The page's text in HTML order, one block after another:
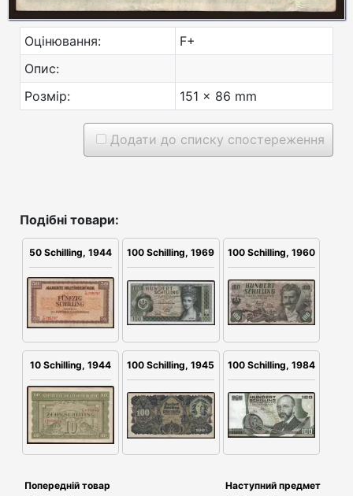
Оцінювання:
F+
Опис:
Розмір:
151 x 86 mm
Додати до списку спостереження
Подібні товари:
50 Schilling, 1944 100 Schilling, 1969 100 Schilling, 1960
10 Schilling, 1944 100 Schilling, 1945 100 Schilling, 1984
Попередній товар
Наступний предмет